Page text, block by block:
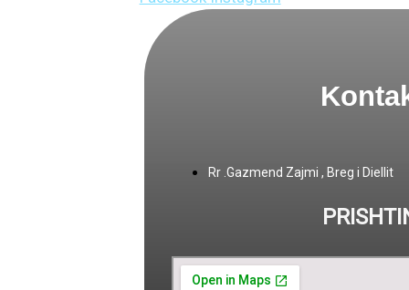
Rr .Gazmend Zajmi , Breg i Diellit